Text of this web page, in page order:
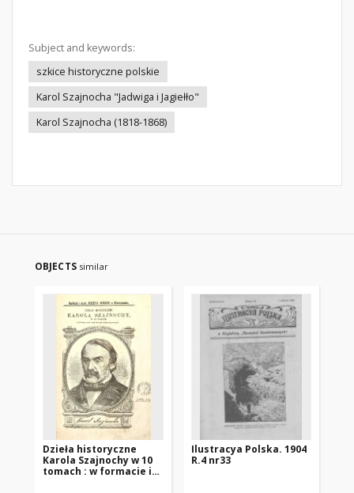
Subject and keywords:
szkice historyczne polskie
Karol Szajnocha "Jadwiga i Jagiełło"
Karol Szajnocha (1818-1868)
OBJECTS similar
Dzieła historyczne
Karola Szajnochy w 10
tomach : w formacie i
Ilustracya Polska. 1904
R.4 nr33